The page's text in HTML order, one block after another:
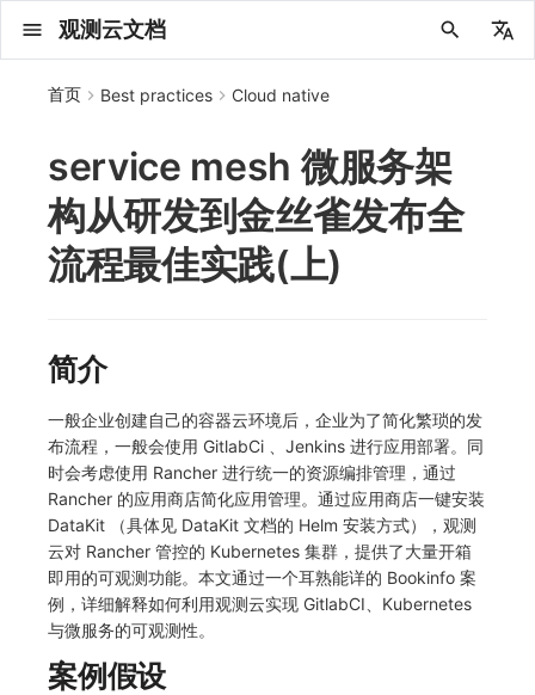
观测云文档
2025 年
2024 年
2023 年
2021 年
2020 年
2019 年
概念先解
客户价值
注册免费版
注册商业版
从官网注册商业版
从云厂商注册商业版
版本区分
安装并使用 DataKit 在 Linux 上安装
在 Windows 上安装
在 macOS 上安装
Docker 安装
Datakit Operator
快速创建仪表板
开始使用监控器
更新日志 2025
2021~2024
DataKit 安装
主机安装
容器安装
批量安装
DataKit 使用
服务管理
状态查看
更新
故障排查
虚拟互联网接入
性能展示
主配置
采集器配置
选举配置
其它配置方式
DataKit 开发手册
HTTP API
文档撰写
DQL 查询入口
DQL 函数
高级函数
DBSCAN
本地 Func 如何上报自定义高级函数
PromQL 快速上手
管理 Pipelines
Pipeline 手册
快速开始
基础和原理
Platypus 语法
性能基准和优化
仪表板 列表管理
页面管理
可视化图表
图表类型
图表配置
图表查询
事件关联
视图变量
变量查询
对象映射
查看器
快速搭建
列表管理
页面管理
内置视图
绑定内置视图
常见问题
创建/编辑笔记
Chart Block 配置说明
所有事件
未恢复事件
变更事件
事件详情
常见问题
创建错误投递规则
错误列表
错误规则详情
创建 Issue
管理 Issue
分析看板
配置管理
等级定义
Issue 发现
通知策略
故障列表
故障详情
故障分析看板
配置管理
等级定义
等级映射
故障自动分析
常见问题
类型
分析看板
总览
拓扑
网络流
资源目录
数据上报
常见问题
新建实体对象
实体列表
实体详情
全景拓扑图
指标采集
指标分析
指标管理
常见问题
日志采集
浏览器日志采集
小程序日志采集
日志列表
日志详情
BPF 网络日志
错误追踪
日志索引
原生直写索引
外部索引
跨工作空间索引查询
常见问题
数据采集 关联 Web 应用访问
配置应用性能监测采样
应用性能监测关联日志
性能指标
服务拓扑
服务详情
分析看板
手动安装
自动注入
查看器
错误追踪
Profiling
Web 应用接入
前端框架插件接入
SSR 框架下接入
采样配置
用户操作 Action
自定义数据与事件
自定义 View
小程序
更新日志
应用接入
远程配置与强制采样
Android
更新日志
快速开始
应用接入
应用数据采集
故障排查
更新日志
迁移指南
快速开始
高级场景
应用数据采集
故障排查
HarmonyOS
更新日志
快速开始
应用接入
应用数据采集
故障排查
React Native
更新日志
快速开始
应用接入
应用数据采集
故障排查
Flutter
更新日志
快速开始
应用接入
应用数据采集
故障排查
UniApp
更新日志
快速开始
应用接入
应用数据采集
故障排查
macOS
快速开始
应用接入
配置说明
故障排查
Windows
更新日志
快速开始
应用接入
高级场景
应用数据采集
故障排查
快速开始
应用接入
配置说明
故障排查
快速开始
应用接入
配置说明
Session（会话）
View（页面）
Resource（资源）
Error（错误）
Web
移动端
会话热图
漏斗分析
SourceMap 配置
脚本上传 sourcemap
Webpack 上传 sourcemap
数据拦截与修改
页面性能
内容安全策略
拨测任务 API 拨测
网络路径拨测
多步拨测
查看器
常见问题
新建检测规则 官方检测库
自定义创建
管理检测规则
Arbiter
语法
内置函数
数据采集
查看器
监控器 官方模板库
检测规则
自定义模板库
运算符
真值表
事件等级
自定义事件通知模板
智能监控
应用智能检测
云账单智能监控
主机智能检测
用户访问智能检测
新建 SLO
管理 SLO
SLO 详情
告警策略
新建告警策略
管理告警策略
告警聚合通知模板
通知对象管理
钉钉机器人
企业微信机器人
飞书机器人
短信
语音电话
Slack
Teams
常见问题
账号设置
偏好设置
其他设置
关键指标
功能菜单
日志延迟可见
MFA 管理
属性声明
字段管理
全局标签
环境变量
成员管理
邀请成员
角色管理
权限清单
Open API
常见问题
新建转发规则
管理转发规则
FAQ
模版库
创建扫描规则
管理扫描规则
SAML
OIDC
角色映射
Status Page
工单管理
应用列表 新建 Agent 监测应用
新建 LLM 监测应用
查看器
分析看板
查看器 搜索
筛选
时间控件
保存快照
分享快照
Obsy Copilot 可观测分析
数据检索
资源生成
套餐与积分
Agent 管理 Agent 创建
Agent 容器安装
Agent 服务运维
MCP 服务
消息渠道
Agent 协作（A2A）
我的任务
自动化
用量统计
Agent 版本历史
Obscli
OWL CLI 手动安装
自动安装
快速开始
OWL MCP Server
快速开始
工具清单
故障排查
公共请求参数
公共响应结构
接口签名认证
请求示例
OpenAPI SDK
公共错误定义
仪表板
仪表板轮播
笔记
内置视图
服务管理
服务性能
未恢复事件列出
获取事件内容
手动恢复事件
异常追踪
频道
Issue
日程
故障中心
故障列表
值班
配置管理
错误中心
错误中心规则
基础设施
资源目录
实体列表
拓扑图
聚类查询
索引
数据转发
获取指标集相关信息
聚合生成指标
应用
SourceMap
拨测任务
自建节点管理
监控器
SLO
智能巡检
通知对象管理
应用
字段管理
全局标签
成员管理
黑名单
Pipelines
数据访问
敏感数据脱敏
列出
新建
分享
DQL 数据异步查询
DQL 数据查询(旧版)
DQL 数据查询
列出
执行外部函数
获取账单计费项消费累计
获取账单信息
获取账户余额
生成认证 code
获取时序趋势图
Func 托管版
云账号管理
AWS
阿里云
华为云
外部数据源
一般图表数据返回
拓扑图数据返回
基础
云同步脚本集
数据存储策略
商业版
计费产生逻辑
计费价格明细
企业版
费用结算方式 费用中心账号结算
阿里云账号结算
亚马逊云账号结算
常见问题
注册与版本
结算与账单
名词解释
登录方式
账户概览
账单管理
账户管理
工作空间管理
常见问题
发布历史 2025 年
2024 年
2023 年
私有化版本说明
产品部署
部署必读
如何申请 License
基础设施部署
DataWay
部署方案
如何开始
升级商业版
SSO 管理
运维手册
部署配置手册
运维FAQ
使用FAQ
扩展使用
计量数据结构与使用
公共请求参数
公共响应结构
签名认证
列出
获取
新增
删除
修改品牌标识
管理后台账号
列出
创建
获取
删除
工作空间成员
列出
添加成员
修改
工作空间
列出
创建
获取
批量设置故障 AI 自动分析配置
删除
使用量限制查询
使用量限制更新
工作空间 API Key
新建
获取
修改
批量删除
工作空间内置 API Key
初始化并获取
修改
列出
角色管理
列出
Issue
获取
修改ISSUE
列出
创建
修改
有效的等级列表
模版-列出
模版-获取模版详情
模版-导入自定义系统模版
DQL数据查询
添加映射配置
修改映射配置
映射配置列出
获取开关状态信息
标识ID导入
apm 服务列出
service map
在线 Datakit 列表
关于内置角色的说明
未恢复事件查询
拓扑图图表接口
飞书 SSO（OIDC）配置说明
SourceMap 分片上传
部署版跨站点授权
同组织跨工作空间 Trace 查询
观测云商业版订阅协议
观测云专属版订阅协议
观测云免费版订阅协议
法律声明
数据安全保密协议
数据安全协议
观测云费用中心用户充值协议
观测云费用中心服务协议
观测云移动应用隐私政策
观测云移动 SDK 隐私政策
首页 Best practices Cloud native
service mesh 微服务架
构从研发到金丝雀发布全
流程最佳实践(上)
简介
一般企业创建自己的容器云环境后，企业为了简化繁琐的发
布流程，一般会使用 GitlabCi 、Jenkins 进行应用部署。同
时会考虑使用 Rancher 进行统一的资源编排管理，通过
Rancher 的应用商店简化应用管理。通过应用商店一键安装
DataKit （具体见 DataKit 文档的 Helm 安装方式），观测
云对 Rancher 管控的 Kubernetes 集群，提供了大量开箱
即用的可观测功能。本文通过一个耳熟能详的 Bookinfo 案
例，详细解释如何利用观测云实现 GitlabCI、Kubernetes
与微服务的可观测性。
案例假设